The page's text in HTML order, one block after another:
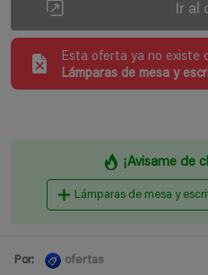
Ir al
Esta oferta ya no existe
Lámparas de mesa y
¡Avisame de
Lámparas de mesa y
Por: ofertas